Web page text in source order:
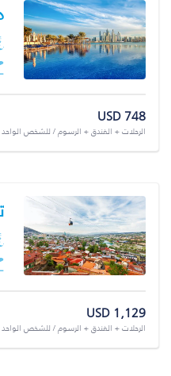
USD 748
الرحلات + الفندق + الرسوم / للشخص الواحد
USD 1,129
الرحلات + الفندق + الرسوم / للشخص الواحد